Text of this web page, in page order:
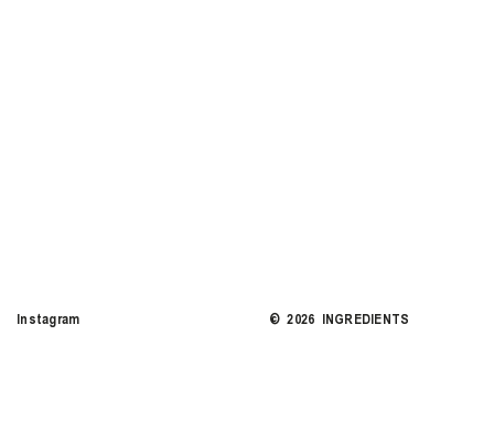
Instagram ©2026 INGREDIENTS